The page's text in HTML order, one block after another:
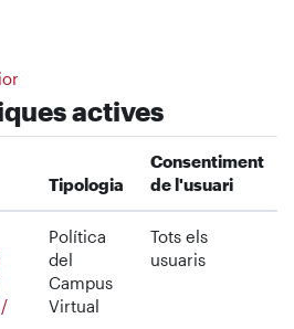
actives
Tipologia
Consentiment
de l'usuari
Política
del
Campus
Virtual
Tots els
usuaris